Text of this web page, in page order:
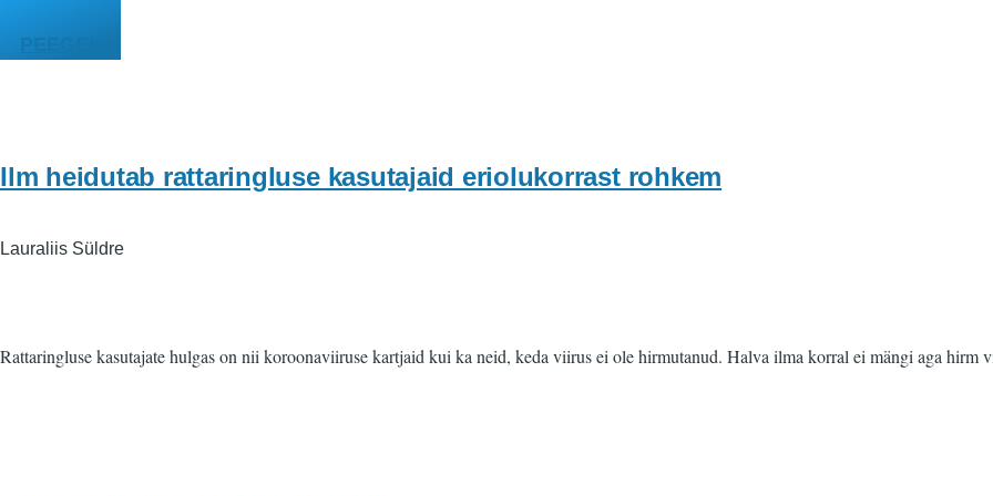
PEEGEL
Ilm heidutab rattaringluse kasutajaid eriolukorrast rohkem
Lauraliis Süldre
Rattaringluse kasutajate hulgas on nii koroonaviiruse kartjaid kui ka neid, keda viirus ei ole hirmutanud. Halva ilma korral ei mängi aga hirm